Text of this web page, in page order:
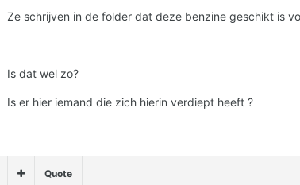
Ze schrijven in de folder dat deze benzine geschikt is
Is dat wel zo?
Is er hier iemand die zich hierin verdiept heeft ?
Quote